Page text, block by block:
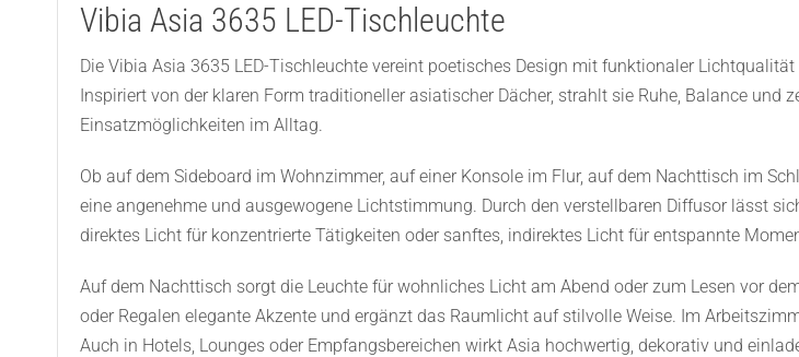
Vibia Asia 3635 LED-Tischleuchte
Die Vibia Asia 3635 LED-Tischleuchte vereint poetisches Design mit funktionaler
Inspiriert von der klaren Form traditioneller asiatischer Dächer, strahlt sie Ruhe, Balance
Einsatzmöglichkeiten im Alltag.
Ob auf dem Sideboard im Wohnzimmer, auf einer Konsole im Flur, auf dem Nachttisch im
eine angenehme und ausgewogene Lichtstimmung. Durch den verstellbaren Diffusor lässt
direktes Licht für konzentrierte Tätigkeiten oder sanftes, indirektes Licht für entspannte
Auf dem Nachttisch sorgt die Leuchte für wohnliches Licht am Abend oder zum Lesen vor
oder Regalen elegante Akzente und ergänzt das Raumlicht auf stilvolle Weise. Im
Auch in Hotels, Lounges oder Empfangsbereichen wirkt Asia hochwertig, dekorativ und